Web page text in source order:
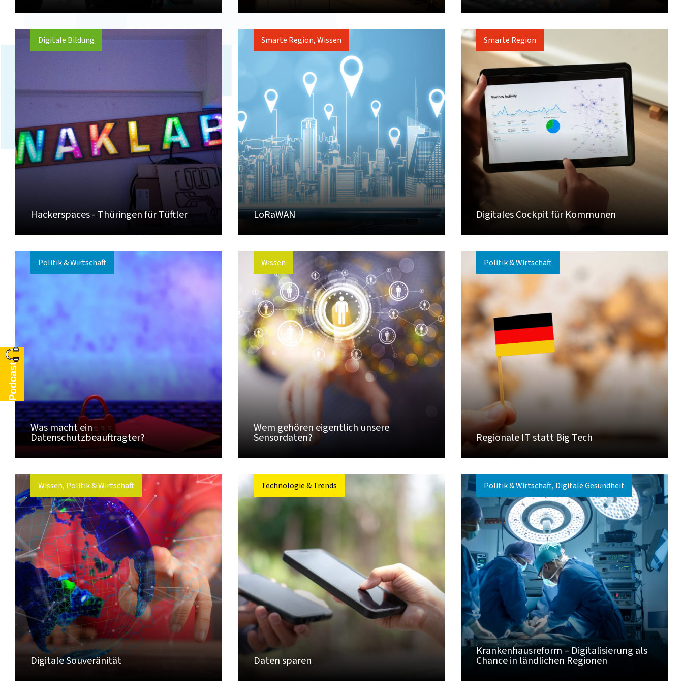
Digitale Bildung
Hackerspaces - Thüringen für Tüftler
Smarte Region, Wissen
LoRaWAN
Smarte Region
Digitales Cockpit für Kommunen
Politik & Wirtschaft
Was macht ein
Datenschutzbeauftragter?
Wissen
Wem gehören eigentlich unsere
Sensordaten?
Politik & Wirtschaft
Regionale IT statt Big Tech
Wissen, Politik & Wirtschaft
Digitale Souveränität
Technologie & Trends
Daten sparen
Politik & Wirtschaft, Digitale Gesundheit
Krankenhausreform – Digitalisierung als
Chance in ländlichen Regionen
Podcast